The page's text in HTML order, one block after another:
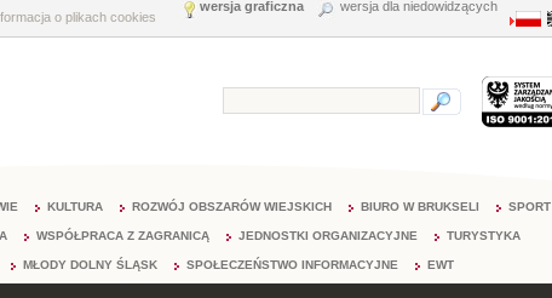
o plikach cookies
wersja graficzna wersja dla niedowidzących
KULTURA ROZWÓJ OBSZARÓW WIEJSKICH BIURO W BRUKSELI SPORT
WSPÓŁPRACA Z ZAGRANICĄ JEDNOSTKI ORGANIZACYJNE TURYSTYKA
MŁODY DOLNY ŚLĄSK SPOŁECZEŃSTWO INFORMACYJNE EWT